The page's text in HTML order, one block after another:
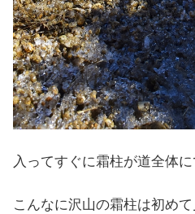
入ってすぐに霜柱が道全体に
こんなに沢山の霜柱は初め